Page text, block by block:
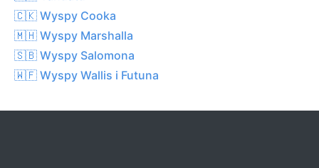
🇨🇰 Wyspy Cooka
🇲🇭 Wyspy Marshalla
🇸🇧 Wyspy Salomona
🇼🇫 Wyspy Wallis i Futuna